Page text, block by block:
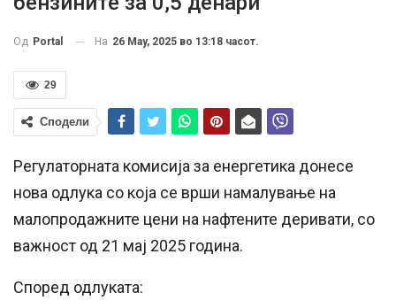
Од Portal На 26 May, 2025 во 13:18 часот.
29
Сподели
Регулаторната комисија за енергетика донесе
нова одлука со која се врши намалување на
малопродажните цени на нафтените деривати, со
важност од 21 мај 2025 година.
Според одлуката: